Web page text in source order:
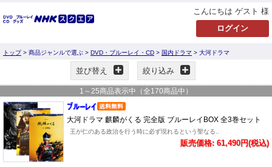
こんにちは ゲスト 様
トップ> 商品ジャンルで選ぶ > DVD・ブルーレイ・CD > 国内ドラマ > 大河ドラマ
並び替え 絞り込み
1 ～ 25商品表示中（全170商品中）
大河ドラマ 麒麟がくる 完全版 ブルーレイBOX 全3巻セット
王が仁のある政治を行う時に必ず現れるという聖なる..
販売価格: 61,490円(税込)